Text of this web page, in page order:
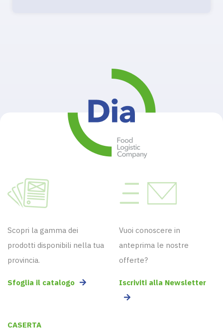
Scopri la gamma dei
prodotti disponibili nella tua
provincia.
Sfoglia il catalogo
Vuoi conoscere in
anteprima le nostre
offerte?
Iscriviti alla Newsletter
CASERTA